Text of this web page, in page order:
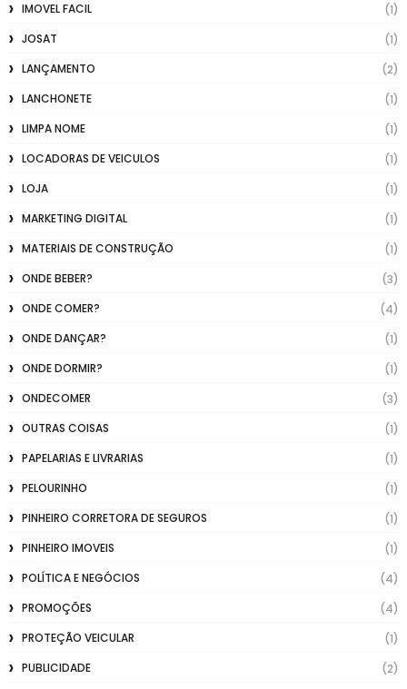
IMOVEL FACIL
(1)
JOSAT
(1)
LANÇAMENTO
(2)
LANCHONETE
(1)
LIMPA NOME
(1)
LOCADORAS DE VEICULOS
(1)
LOJA
(1)
MARKETING DIGITAL
(1)
MATERIAIS DE CONSTRUÇÃO
(1)
ONDE BEBER?
(3)
ONDE COMER?
(4)
ONDE DANÇAR?
(1)
ONDE DORMIR?
(1)
ONDECOMER
(3)
OUTRAS COISAS
(1)
PAPELARIAS E LIVRARIAS
(1)
PELOURINHO
(1)
PINHEIRO CORRETORA DE SEGUROS
(1)
PINHEIRO IMOVEIS
(1)
POLÍTICA E NEGÓCIOS
(4)
PROMOÇÕES
(4)
PROTEÇÃO VEICULAR
(1)
PUBLICIDADE
(2)